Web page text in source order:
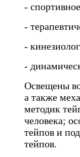
-
-
-
-
Освещены
а также
методик
человека;
тейпов и
тейпов.